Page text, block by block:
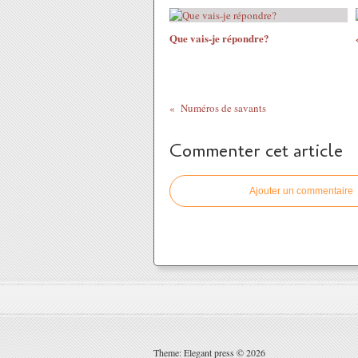
Que vais-je répondre?
Numéros de savants
Commenter cet article
Ajouter un commentaire
Theme: Elegant press © 2026